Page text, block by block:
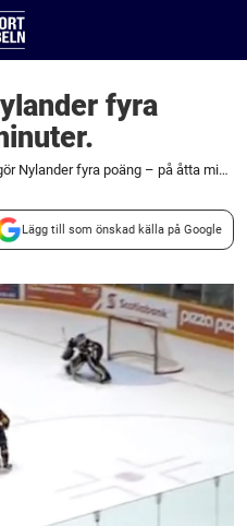
fyra
VIDEO: Här gör Nylander fyra poäng – på åtta minuter.
Lägg till som önskad källa på Google